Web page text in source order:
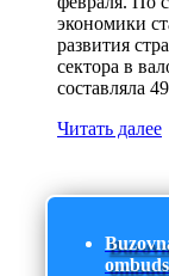
экономики
развития
сектора в
составляла
Читать далее